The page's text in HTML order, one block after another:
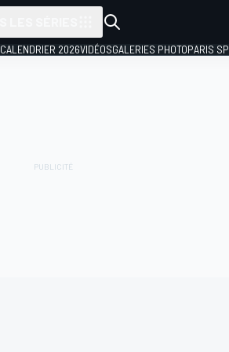
CALENDRIER 2026VIDÉOSGALERIES PHOTOPARIS